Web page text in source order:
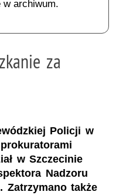
w archiwum.
za
Policji w
w Szczecinie
Nadzoru
Zatrzymano także